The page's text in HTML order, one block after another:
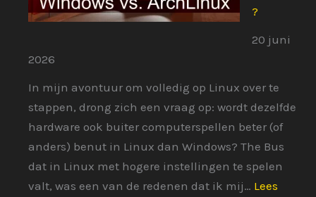
?
20 juni
2026
In mijn avontuur om volledig op Linux over te
stappen, drong zich een vraag op: wordt dezelfde
hardware ook buiter computerspellen beter (of
anders) benut in Linux dan Windows? The Bus
dat in Linux met hogere instellingen te spelen
valt, was een van de redenen dat ik mij… Lees